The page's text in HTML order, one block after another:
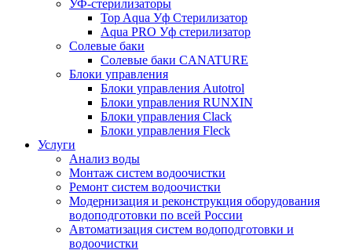
УФ-стерилизаторы
Top Aqua Уф Стерилизатор
Aqua PRO Уф стерилизатор
Солевые баки
Солевые баки CANATURE
Блоки управления
Блоки управления Autotrol
Блоки управления RUNXIN
Блоки управления Clack
Блоки управления Fleck
Услуги
Анализ воды
Монтаж систем водоочистки
Ремонт систем водоочистки
Модернизация и реконструкция оборудования
водоподготовки по всей России
Автоматизация систем водоподготовки и
водоочистки